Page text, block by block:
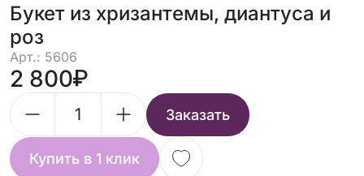
Букет из хризантемы, диантуса и
роз
Арт.: 5606
2 800
Заказать
Купить в 1 клик